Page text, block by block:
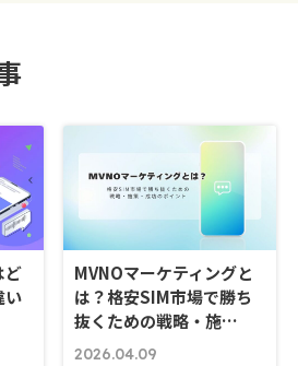
ど
い
MVNOマーケティングと
は？格安SIM市場で勝ち
抜くための戦略・施…
2026.04.09